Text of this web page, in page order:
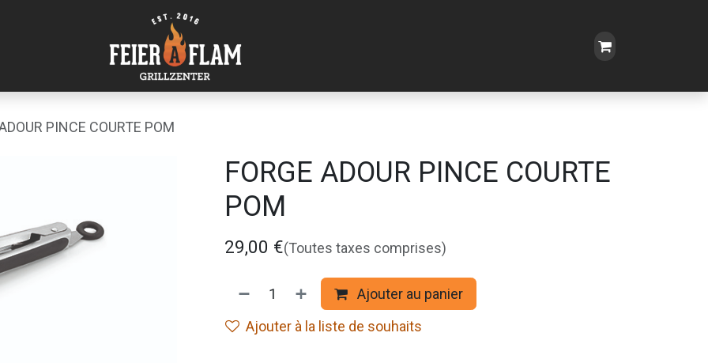
PINCE COURTE POM
FORGE ADOUR PINCE COURTE
POM
29,00 €(Toutes taxes comprises)
Ajouter au panier
Ajouter à la liste de souhaits